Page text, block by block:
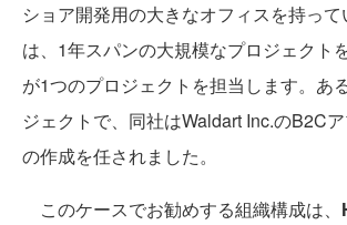
ショア開発用の大きなオフィスを持って
は、1年スパンの大規模なプロジェクト
が1つのプロジェクトを担当します。あ
ジェクトで、同社はWaldart Inc.のB2C
の作成を任されました。
このケースでお勧めする組織構成は、